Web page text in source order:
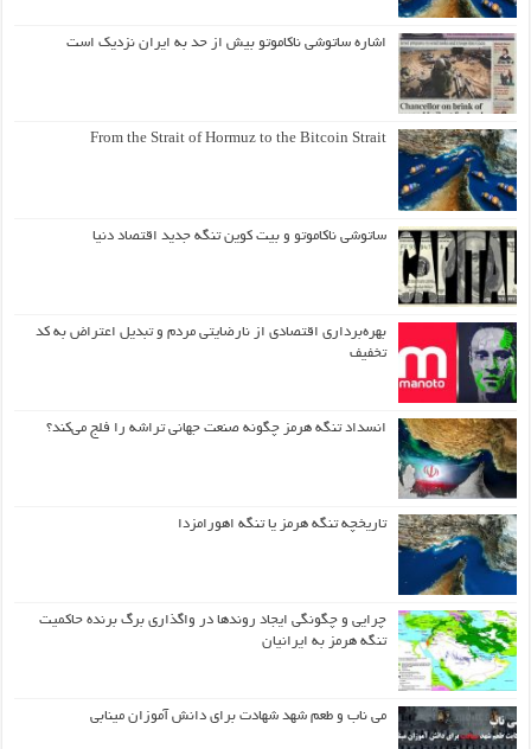
اشاره ساتوشی ناکاموتو بیش از حد به ایران نزدیک است
From the Strait of Hormuz to the Bitcoin Strait
ساتوشی ناکاموتو و بیت کوین تنگه جدید اقتصاد دنیا
بهره‌برداری اقتصادی از نارضایتی مردم و تبدیل اعتراض به کد
تخفیف
انسداد تنگه هرمز چگونه صنعت جهانی تراشه را فلج می‌کند؟
تاریخچه تنگه هرمز یا تنگه اهورامزدا
چرایی و چگونگی ایجاد روندها در واگذاری برگ برنده حاکمیت
تنگه هرمز به ایرانیان
می ناب و طعم شهد شهادت برای دانش آموزان مینابی